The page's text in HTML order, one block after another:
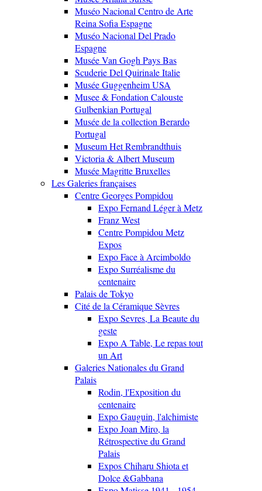
Muséo Nacional Centro de Arte
Reina Sofia Espagne
Muséo Nacional Del Prado
Espagne
Musée Van Gogh Pays Bas
Scuderie Del Quirinale Italie
Musée Guggenheim USA
Musee & Fondation Calouste
Gulbenkian Portugal
Musée de la collection Berardo
Portugal
Museum Het Rembrandthuis
Victoria & Albert Museum
Musée Magritte Bruxelles
Les Galeries françaises
Centre Georges Pompidou
Expo Fernand Léger à Metz
Franz West
Centre Pompidou Metz
Expos
Expo Face à Arcimboldo
Expo Surréalisme du
centenaire
Palais de Tokyo
Cité de la Céramique Sèvres
Expo Sevres, La Beaute du
geste
Expo A Table, Le repas tout
un Art
Galeries Nationales du Grand
Palais
Rodin, l'Exposition du
centenaire
Expo Gauguin, l'alchimiste
Expo Joan Miro, la
Rétrospective du Grand
Palais
Expos Chiharu Shiota et
Dolce &Gabbana